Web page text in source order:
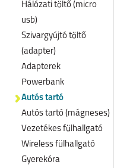
Hálózati töltő (micro
usb)
Szivargyújtó töltő
(adapter)
Adapterek
Powerbank
Autós tartó
Autós tartó (mágneses)
Vezetékes fülhallgató
Wireless fülhallgató
Gyerekóra